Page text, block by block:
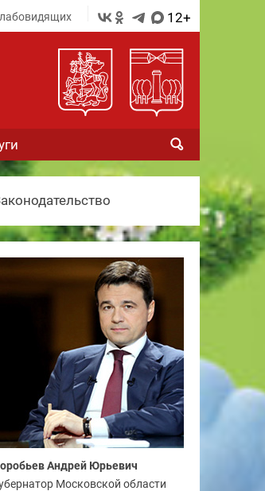
12+
Андрей Юрьевич
Московской области